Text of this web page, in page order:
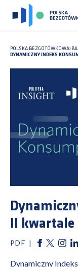
POLSKA BEZGOTÓWKOWA
DYNAMICZNY INDEKS
II kwartale
PDF
Dynamiczny